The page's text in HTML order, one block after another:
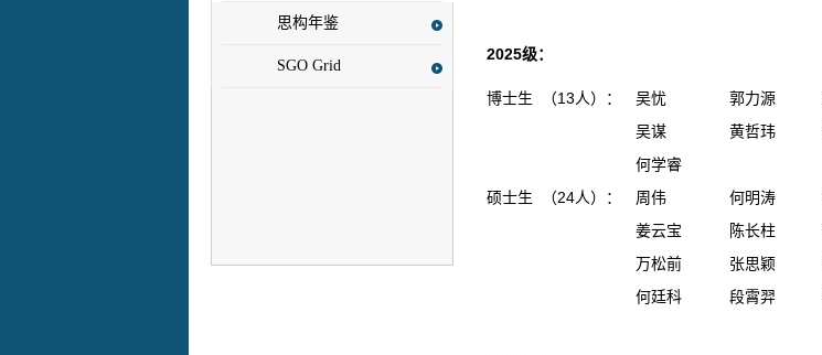
思构年鉴
SGO Grid
2025级：
博士生 （13人）： 吴忧 郭力源
吴谋
黄哲玮
何学睿
硕士生 （24人）：
周伟 何明涛
姜云宝
陈长柱
万松前
张思颖
何廷科
段霄羿